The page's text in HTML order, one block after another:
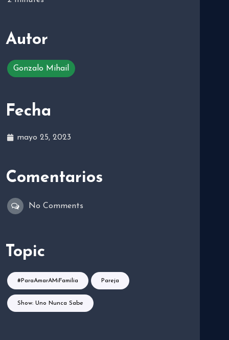
Autor
Gonzalo Mihail
Fecha
mayo 25, 2023
Comentarios
No Comments
Topic
#ParaAmarAMiFamilia Pareja
Show: Uno Nunca Sabe